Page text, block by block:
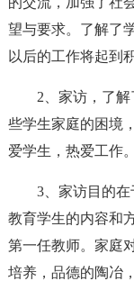
望与要求。了解了
以后的工作将起到
2、家访，了
些学生家庭的困境
爱学生，热爱工作。
3、家访目的
教育学生的内容和
第一任教师。家庭
培养，品德的陶冶